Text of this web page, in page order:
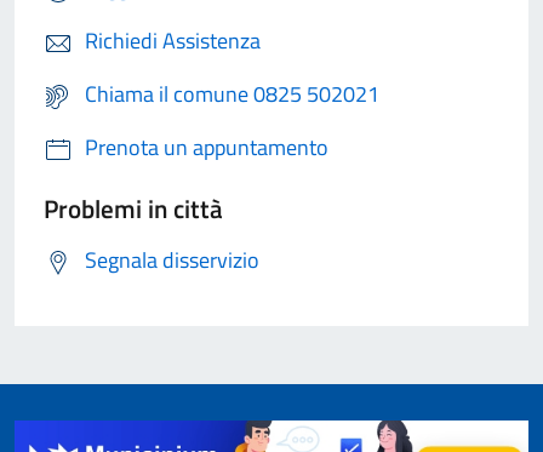
Richiedi Assistenza
Chiama il comune 0825 502021
Prenota un appuntamento
Problemi in città
Segnala disservizio